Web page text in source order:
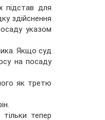
підстав для
здійснення
указом
Якщо суд
на посаду
як третю
тепер